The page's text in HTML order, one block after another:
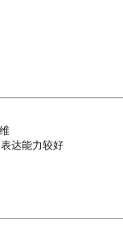
达能力较好